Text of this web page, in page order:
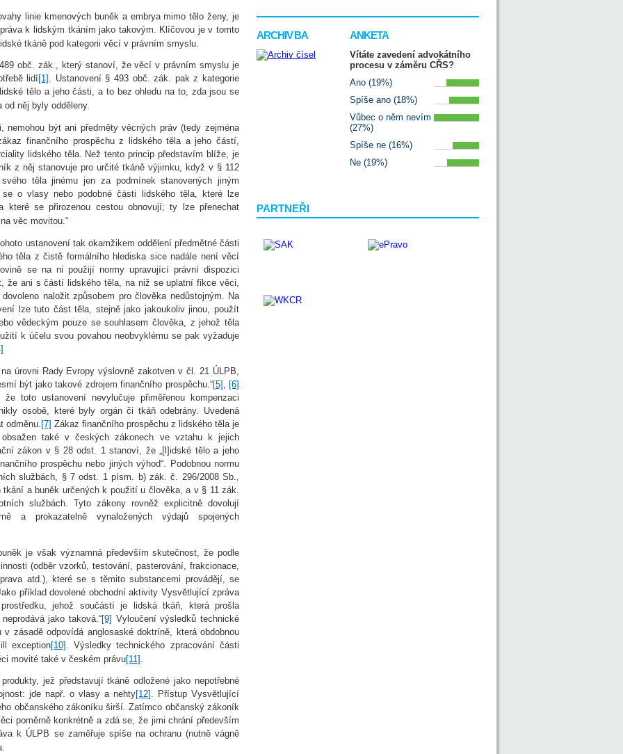
ARCHIV BA ANKETA
Vítáte zavedení advokátního
procesu v záměru CŘS?
Ano (19%)
Spíše ano (18%)
Vůbec o něm nevím
(27%)
Spíše ne (16%)
Ne (19%)
PARTNEŘI
linie kmenových buněk a embrya mimo tělo ženy, je
k lidským tkáním jako takovým. Klíčovou je v tomto
tkáně pod kategorii věcí v právním smyslu.
obč. zák., který stanoví, že věcí v právním smyslu je
lidí[1] . Ustanovení § 493 obč. zák. pak z kategorie
tělo a jeho části, a to bez ohledu na to, zda jsou se
od něj byly odděleny.
být ani předměty věcných práv (tedy zejména
finančního prospěchu z lidského těla a jeho částí,
lidského těla. Než tento princip představím blíže, je
z něj stanovuje pro určité tkáně výjimku, když v § 112
těla jinému jen za podmínek stanovených jiným
o vlasy nebo podobné části lidského těla, které lze
které se přirozenou cestou obnovují; ty lze přenechat
věc movitou.“
ustanovení tak okamžikem oddělení předmětné části
těla z čistě formálního hlediska sice nadále není věcí
se na ni použijí normy upravující právní dispozici
že ani s částí lidského těla, na niž se uplatní fikce věci,
naložit způsobem pro člověka nedůstojným. Na
lze tuto část těla, stejně jako jakoukoliv jinou, použít
vědeckým pouze se souhlasem člověka, z jehož těla
k účelu svou povahou neobvyklému se pak vyžaduje
úrovni Rady Evropy výslovně zakotven v čl. 21 ÚLPB,
být jako takové zdrojem finančního prospěchu.“[5]
[6]
toto ustanovení nevylučuje přiměřenou kompenzaci
osobě, které byly orgán či tkáň odebrány. Uvedená
odměnu. [7] Zákaz finančního prospěchu z lidského těla je
také v českých zákonech ve vztahu k jejich
zákon v § 28 odst. 1 stanoví, že „[l]idské tělo a jeho
prospěchu nebo jiných výhod“. Podobnou normu
službách, § 7 odst. 1 písm. b) zák. č. 296/2008 Sb.,
a buněk určených k použití u člověka, a v § 11 zák.
službách. Tyto zákony rovněž explicitně dovolují
a prokazatelně vynaložených výdajů spojených
je však významná především skutečnost, že podle
(odběr vzorků, testování, pasterování, frakcionace,
atd.), které se s těmito substancemi provádějí, se
příklad dovolené obchodní aktivity Vysvětlující zpráva
jehož součástí je lidská tkáň, která prošla
jako taková.“[9] Vyloučení výsledků technické
zásadě odpovídá anglosaské doktríně, která obdobnou
exception[10] . Výsledky technického zpracování části
movité také v českém právu[11]
jež představují tkáně odložené jako nepotřebné
jde např. o vlasy a nehty[12] . Přístup Vysvětlující
občanského zákoníku širší. Zatímco občanský zákoník
poměrně konkrétně a zdá se, že jimi chrání především
k ÚLPB se zaměřuje spíše na ochranu (nutně vágně